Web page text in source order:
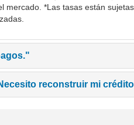
mercado. *Las tasas están
reconstruir mi